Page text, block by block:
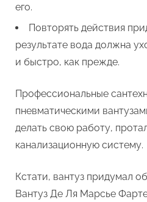
его.
Повторять действия
результате вода должна
и быстро, как прежде.
Профессиональные
пневматическими
делать свою работу,
канализационную систему.
Кстати, вантуз придумал
Вантуз Де Ля Марсье